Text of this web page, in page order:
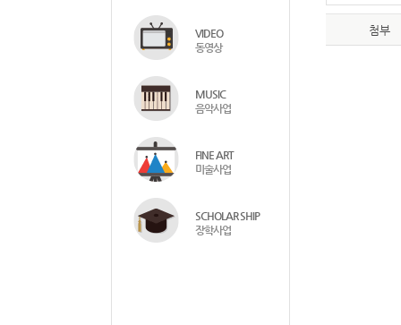
VIDEO
동영상
MUSIC
음악사업
FINE ART
미술사업
SCHOLAR SHIP
장학사업
첨부